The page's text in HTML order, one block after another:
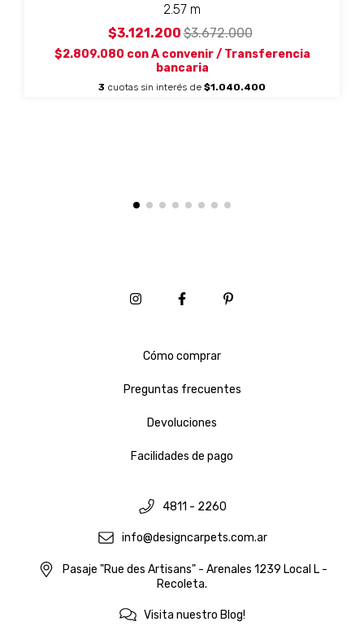
2.57 m
$3.121.200$3.672.000
$2.809.080 con A convenir / Transferencia
bancaria
3 cuotas sin interés de $1.040.400
Cómo comprar
Preguntas frecuentes
Devoluciones
Facilidades de pago
4811 - 2260
info@designcarpets.com.ar
Pasaje "Rue des Artisans" - Arenales 1239 Local L -
Recoleta.
Visita nuestro Blog!